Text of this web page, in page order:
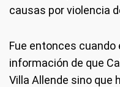
causas por violencia
Fue entonces cuando
información de que
Villa Allende sino que